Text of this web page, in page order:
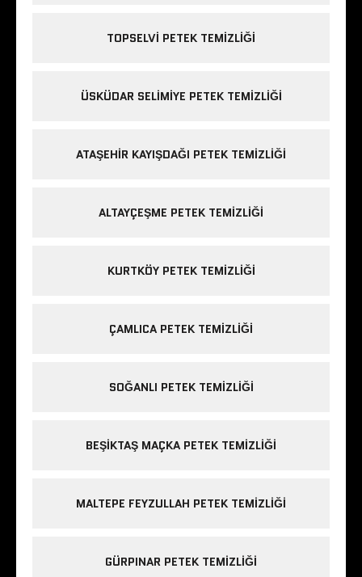
TOPSELVI PETEK TEMIZLIĞI
ÜSKÜDAR SELIMIYE PETEK TEMIZLIĞI
ATAŞEHIR KAYIŞDAĞI PETEK TEMIZLIĞI
ALTAYÇEŞME PETEK TEMIZLIĞI
KURTKÖY PETEK TEMIZLIĞI
ÇAMLICA PETEK TEMIZLIĞI
SOĞANLI PETEK TEMIZLIĞI
BEŞIKTAŞ MAÇKA PETEK TEMIZLIĞI
MALTEPE FEYZULLAH PETEK TEMIZLIĞI
GÜRPINAR PETEK TEMIZLIĞI